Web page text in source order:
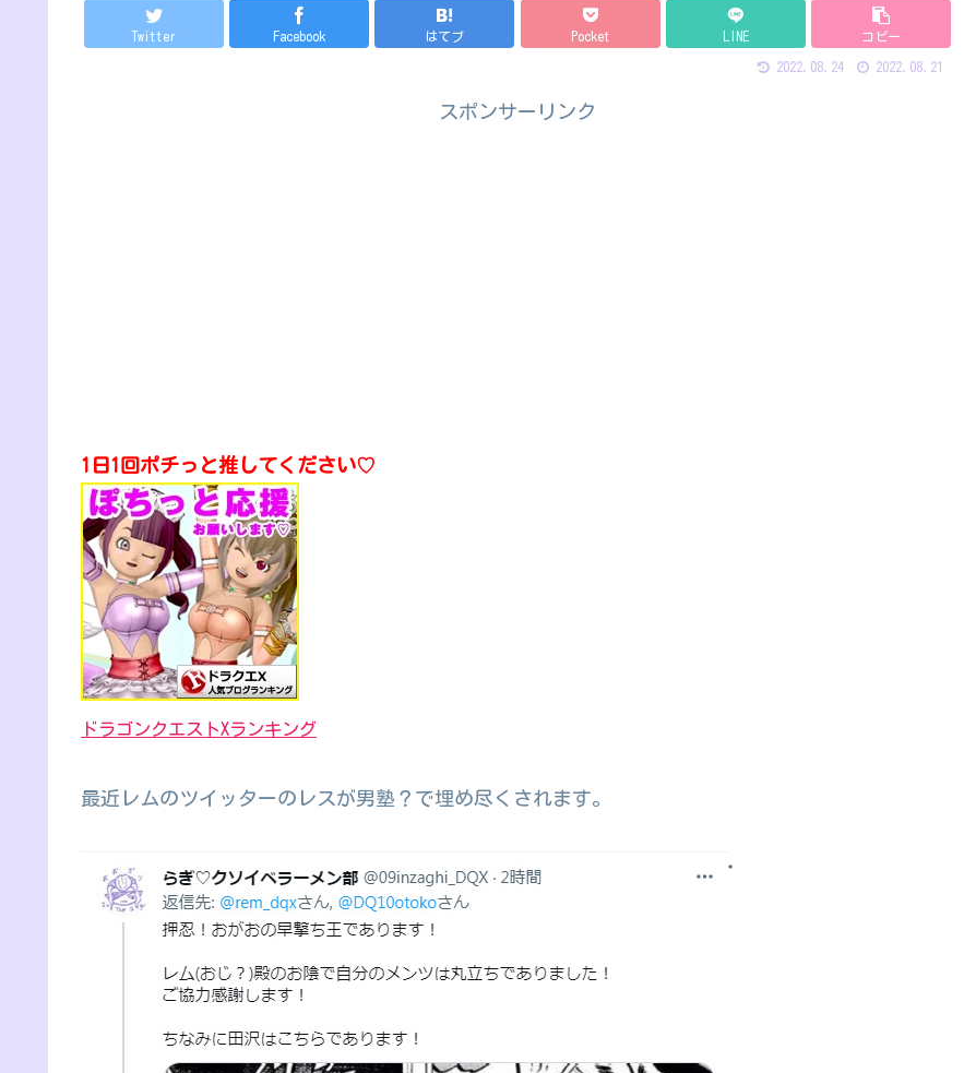
Twitter Facebook はてブ Pocket LINE コピー
2022.08.24 2022.08.21
スポンサーリンク
1日1回ポチっと推してください♡
ドラゴンクエストXランキング
最近レムのツイッターのレスが男塾？で埋め尽くされます。